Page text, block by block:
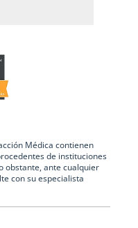
Médica contienen
de instituciones
obstante, ante cualquier
con su especialista